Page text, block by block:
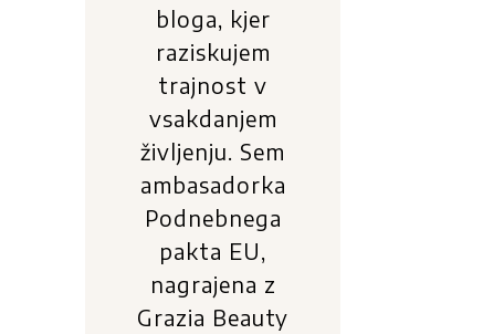
bloga, kjer
raziskujem
trajnost v
vsakdanjem
življenju. Sem
ambasadorka
Podnebnega
pakta EU,
nagrajena z
Grazia Beauty